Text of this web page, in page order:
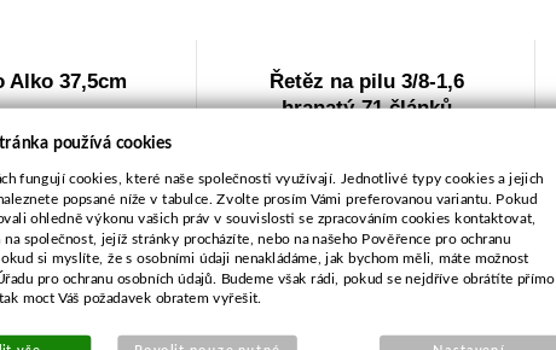
Alko 37,5cm
Řetěz na pilu 3/8-1,6
hranatý-71 článků
používá cookies
fungují cookies, které naše společnosti využívají. Jednotlivé typy cookies a jejich
popsané níže v tabulce. Zvolte prosím Vámi preferovanou variantu. Pokud
ohledně výkonu vašich práv v souvislosti se zpracováním cookies kontaktovat,
společnost, jejíž stránky procházíte, nebo na našeho Pověřence pro ochranu
si myslíte, že s osobními údaji nenakládáme, jak bychom měli, máte možnost
pro ochranu osobních údajů. Budeme však rádi, pokud se nejdříve obrátíte přímo
moct Váš požadavek obratem vyřešit.